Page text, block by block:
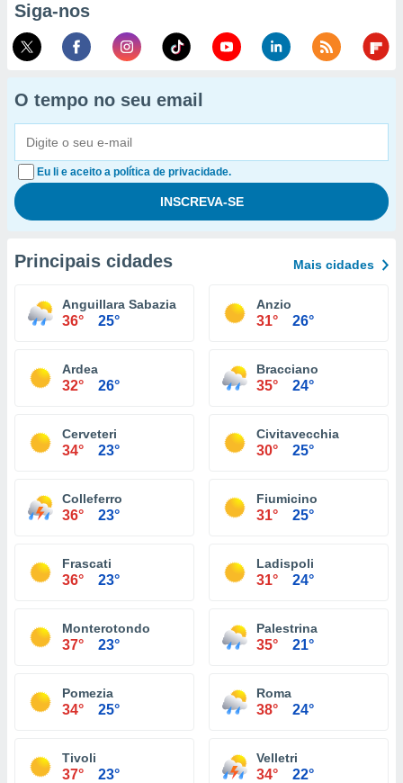
Siga-nos
O tempo no seu email
Eu li e aceito a política de privacidade.
Principais cidades Mais cidades
Anguillara Sabazia
36° 25°
Anzio
31° 26°
Ardea
32° 26°
Bracciano
35° 24°
Cerveteri
34° 23°
Civitavecchia
30° 25°
Colleferro
36° 23°
Fiumicino
31° 25°
Frascati
36° 23°
Ladispoli
31° 24°
Monterotondo
37° 23°
Palestrina
35° 21°
Pomezia
34° 25°
Roma
38° 24°
Tivoli
37° 23°
Velletri
34° 22°